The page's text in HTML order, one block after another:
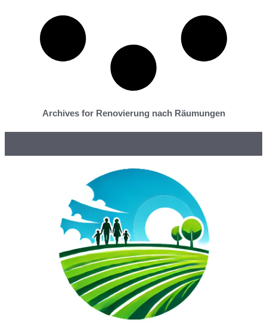
Archives for Renovierung nach Räumungen